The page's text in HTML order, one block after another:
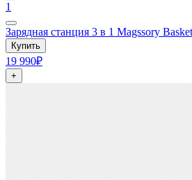
1
Зарядная станция 3 в 1 Magssory
Купить
19 990₽
+